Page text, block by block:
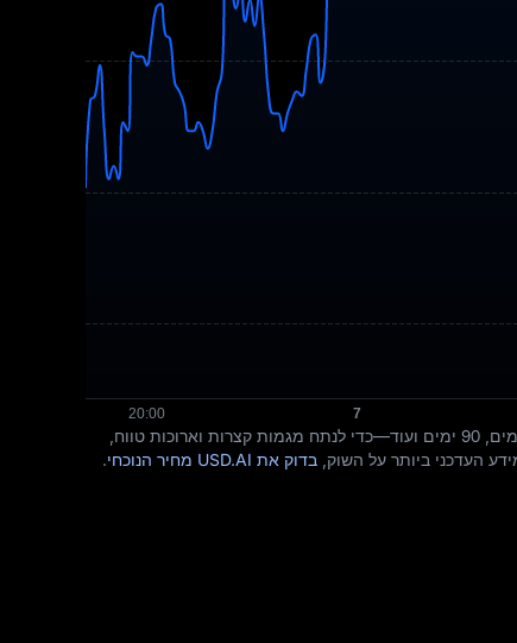
תרשים המגמה של CHIP ל USD למעלה מציג גם מחירים בזמן אמת וגם תנועות היסטוריות. ניתן להחליף בין טווחי זמן—24 שעות, 7 ימים, 30 ימים, 90 ימים ועוד—כדי לנתח מגמות קצרות וארוכות טווח,
בדוק את USD.AI מחיר הנוכחי .